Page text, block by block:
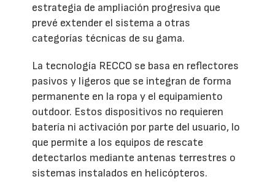
estrategia de ampliación progresiva que
prevé extender el sistema a otras
categorías técnicas de su gama.
La tecnología RECCO se basa en reflectores
pasivos y ligeros que se integran de forma
permanente en la ropa y el equipamiento
outdoor. Estos dispositivos no requieren
batería ni activación por parte del usuario, lo
que permite a los equipos de rescate
detectarlos mediante antenas terrestres o
sistemas instalados en helicópteros.